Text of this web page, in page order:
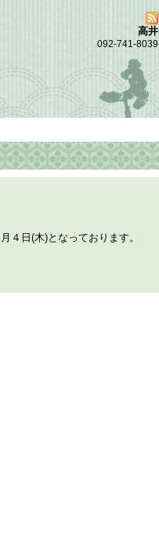
高井
092-741-8039
４日(木)となっております。